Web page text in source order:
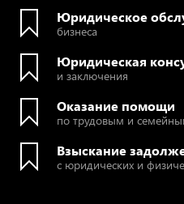
Юридическое
бизнеса
Юридическая
и заключения
Оказание помощи
по трудовым и
Взыскание
с юридических и